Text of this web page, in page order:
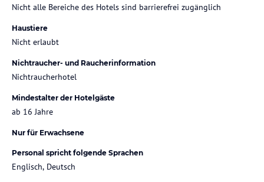
Nicht alle Bereiche des Hotels sind barrierefrei zugänglich
Haustiere
Nicht erlaubt
Nichtraucher- und Raucherinformation
Nichtraucherhotel
Mindestalter der Hotelgäste
ab 16 Jahre
Nur für Erwachsene
Personal spricht folgende Sprachen
Englisch, Deutsch